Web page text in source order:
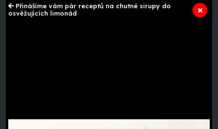
Přinášíme vám pár receptů na chutné sirupy do
osvěžujících limonád